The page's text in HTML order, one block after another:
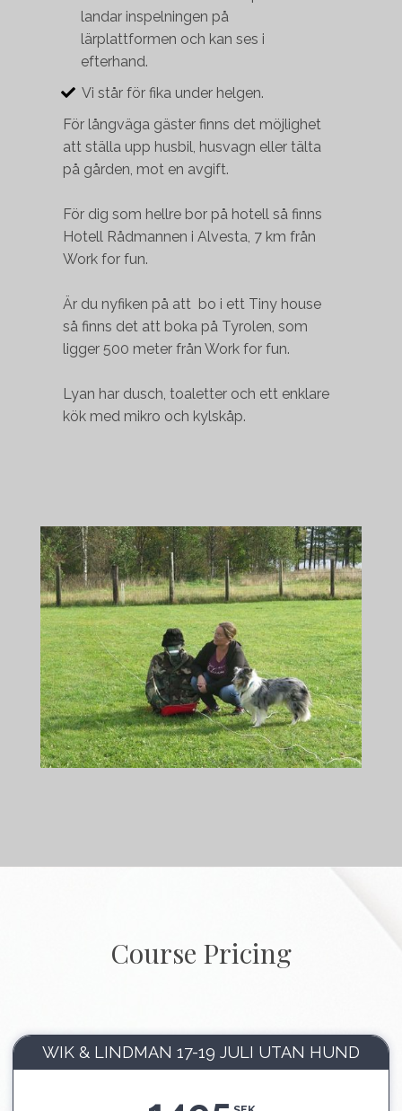
landar inspelningen på
lärplattformen och kan ses i
efterhand.
Vi står för fika under helgen.
För långväga gäster finns det möjlighet
att ställa upp husbil, husvagn eller tälta
på gården, mot en avgift.
För dig som hellre bor på hotell så finns
Hotell Rådmannen i Alvesta, 7 km från
Work for fun.
Är du nyfiken på att bo i ett Tiny house
så finns det att boka på Tyrolen, som
ligger 500 meter från Work for fun.
Lyan har dusch, toaletter och ett enklare
kök med mikro och kylskåp.
Course Pricing
WIK & LINDMAN 17-19 JULI UTAN HUND